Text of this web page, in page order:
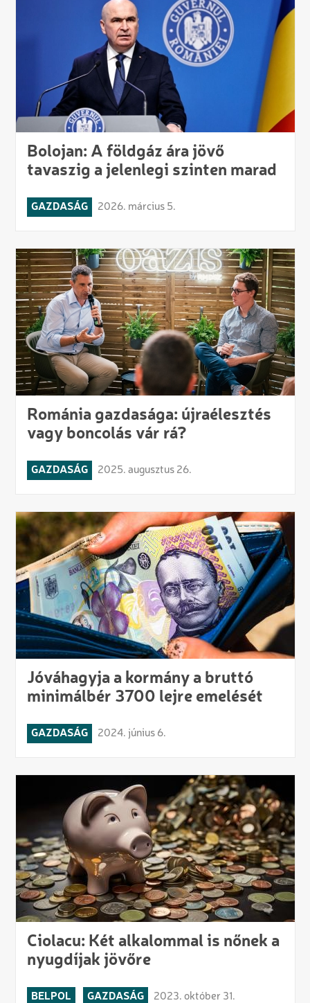
Bolojan: A földgáz ára jövő
tavaszig a jelenlegi szinten marad
GAZDASÁG 2026. március 5.
Románia gazdasága: újraélesztés
vagy boncolás vár rá?
GAZDASÁG 2025. augusztus 26.
Jóváhagyja a kormány a bruttó
minimálbér 3700 lejre emelését
GAZDASÁG 2024. június 6.
Ciolacu: Két alkalommal is nőnek a
nyugdíjak jövőre
BELPOL GAZDASÁG 2023. október 31.